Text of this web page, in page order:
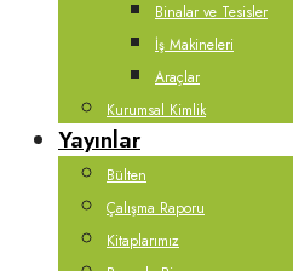
Binalar ve Tesisler
İş Makineleri
Araçlar
Kurumsal Kimlik
Yayınlar
Bülten
Çalışma Raporu
Kitaplarımız